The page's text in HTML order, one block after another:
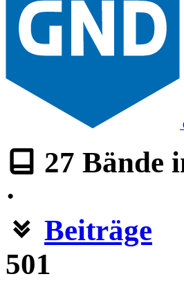
27 Bände
·
Beiträge
501